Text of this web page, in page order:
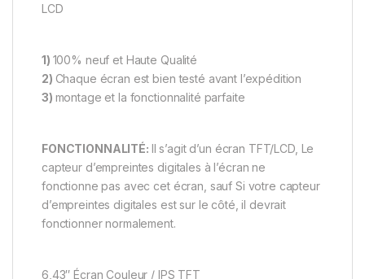
LCD
1) 100% neuf et Haute Qualité
2) Chaque écran est bien testé avant l’expédition
3) montage et la fonctionnalité parfaite
FONCTIONNALITÉ: Il s’agit d’un écran TFT/LCD, Le
capteur d’empreintes digitales à l’écran ne
fonctionne pas avec cet écran, sauf Si votre capteur
d’empreintes digitales est sur le côté, il devrait
fonctionner normalement.
6,43″ Écran Couleur / IPS TFT